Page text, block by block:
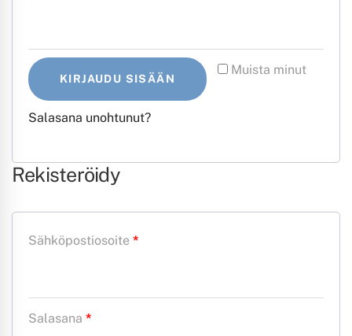
Muista minut
KIRJAUDU SISÄÄN
Salasana unohtunut?
Rekisteröidy
Sähköpostiosoite *
Salasana *